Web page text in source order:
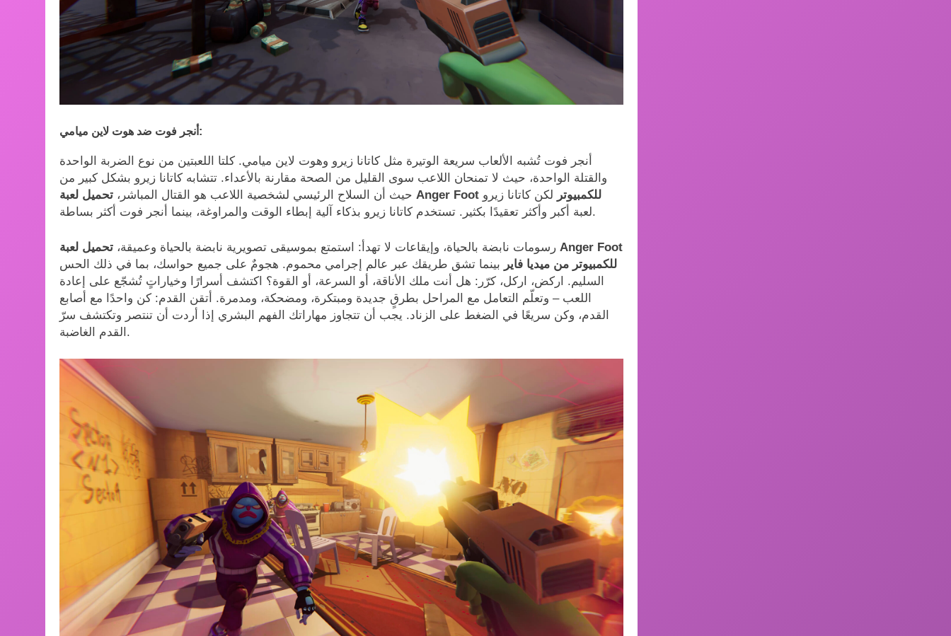
أنجر فوت ضد هوت لاين ميامي:
أنجر فوت تُشبه الألعاب سريعة الوتيرة مثل كاتانا زيرو وهوت لاين ميامي. كلتا اللعبتين من نوع الضربة الواحدة
والقتلة الواحدة، حيث لا تمنحان اللاعب سوى القليل من الصحة مقارنة بالأعداء. تتشابه كاتانا زيرو بشكل كبير من
حيث أن السلاح الرئيسي لشخصية اللاعب هو القتال المباشر،
تحميل لعبة Anger Foot للكمبيوتر لكن كاتانا زيرو
لعبة أكبر وأكثر تعقيدًا بكثير. تستخدم كاتانا زيرو بذكاء آلية إبطاء الوقت والمراوغة، بينما أنجر فوت أكثر بساطة.
رسومات نابضة بالحياة، وإيقاعات لا تهدأ: استمتع بموسيقى تصويرية نابضة بالحياة وعميقة، تحميل لعبة Anger Foot
للكمبيوتر من ميديا فاير بينما تشق طريقك عبر عالم إجرامي محموم. هجومٌ على جميع حواسك، بما في ذلك الحس
السليم. اركض، اركل، كرّر: هل أنت ملك الأناقة، أو السرعة، أو القوة؟ اكتشف أسرارًا وخياراتٍ تُشجّع على إعادة
اللعب – وتعلّم التعامل مع المراحل بطرقٍ جديدة ومبتكرة، ومضحكة، ومدمرة. أتقن القدم: كن واحدًا مع أصابع
القدم، وكن سريعًا في الضغط على الزناد. يجب أن تتجاوز مهاراتك الفهم البشري إذا أردت أن تنتصر وتكتشف سرّ
القدم الغاضبة.